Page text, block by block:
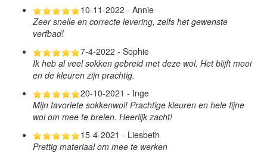
10-11-2022 - Annie
Zeer snelle en correcte levering, zelfs het gewenste
verfbad!
7-4-2022 - Sophie
Ik heb al veel sokken gebreid met deze wol. Het blijft mooi
en de kleuren zijn prachtig.
20-10-2021 - Inge
Mijn favoriete sokkenwol! Prachtige kleuren en hele fijne
wol om mee te breien. Heerlijk zacht!
15-4-2021 - Liesbeth
Prettig materiaal om mee te werken